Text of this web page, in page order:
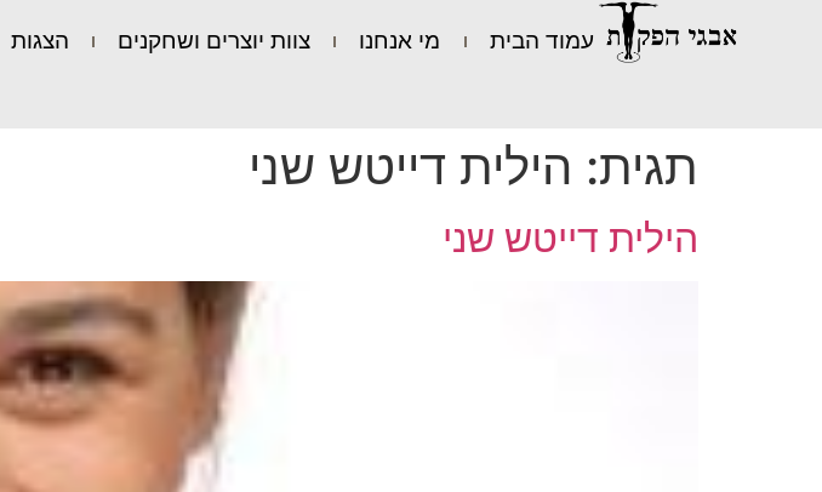
עמוד הבית מי אנחנו צוות יוצרים ושחקנים הצגות
תגית: הילית דייטש שני
הילית דייטש שני